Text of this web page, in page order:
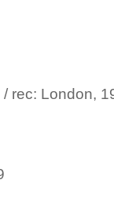
rec: London,